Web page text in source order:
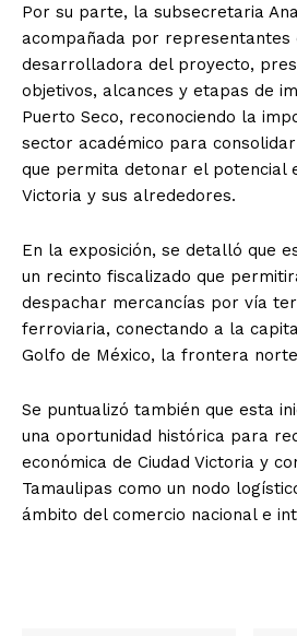
Por su parte, la subsecretaria
acompañada por representantes
desarrolladora del proyecto,
objetivos, alcances y etapas de
Puerto Seco, reconociendo la
sector académico para
que permita detonar el potencial
Victoria y sus alrededores.
En la exposición, se detalló que
un recinto fiscalizado que
despachar mercancías por vía
ferroviaria, conectando a la
Golfo de México, la frontera
Se puntualizó también que esta
una oportunidad histórica para
económica de Ciudad Victoria y
Tamaulipas como un nodo
ámbito del comercio nacional e